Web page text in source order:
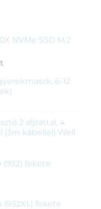
NVMe SSD M.2
Current
is:
75
6-12
2 aljzattal, 4
(3m kábellel) Well
(932) fekete
(932XL) fekete